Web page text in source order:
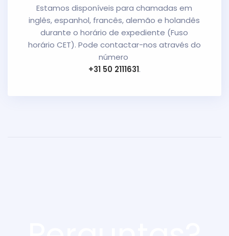
Estamos disponíveis para chamadas em
inglês, espanhol, francês, alemão e holandês
durante o horário de expediente (Fuso
horário CET). Pode contactar-nos através do
número
+31 50 2111631.